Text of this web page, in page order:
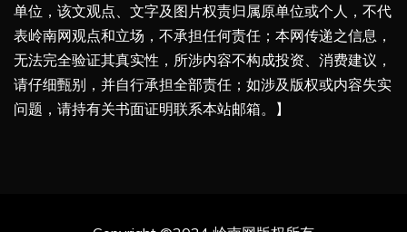
单位，该文观点、文字及图片权责归属原单位或个人，不代
表岭南网观点和立场，不承担任何责任；本网传递之信息，
无法完全验证其真实性，所涉内容不构成投资、消费建议，
请仔细甄别，并自行承担全部责任；如涉及版权或内容失实
问题，请持有关书面证明联系本站邮箱。】